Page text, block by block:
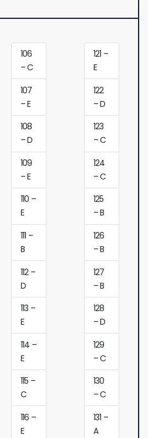
106
– C
107
– E
108
– D
109
– E
110 –
E
111 –
B
112 –
D
113 –
E
114 –
E
115 –
C
116 –
E
121 –
E
122
– D
123
– C
124
– C
125
– B
126
– B
127
– B
128
– D
129
– C
130
– C
131 –
A